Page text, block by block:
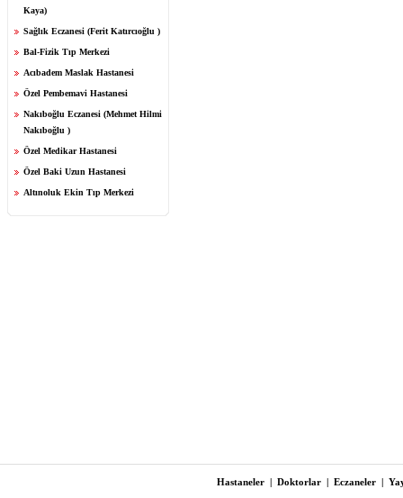
Kaya)
Sağlık Eczanesi (Ferit Katırcıoğlu )
Bal-Fizik Tıp Merkezi
Acıbadem Maslak Hastanesi
Özel Pembemavi Hastanesi
Nakıboğlu Eczanesi (Mehmet Hilmi
Nakıboğlu )
Özel Medikar Hastanesi
Özel Baki Uzun Hastanesi
Altınoluk Ekin Tıp Merkezi
Hastaneler | Doktorlar | Eczaneler |